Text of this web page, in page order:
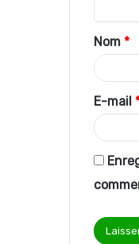
t
a
i
r
e
*
Nom *
E-mail